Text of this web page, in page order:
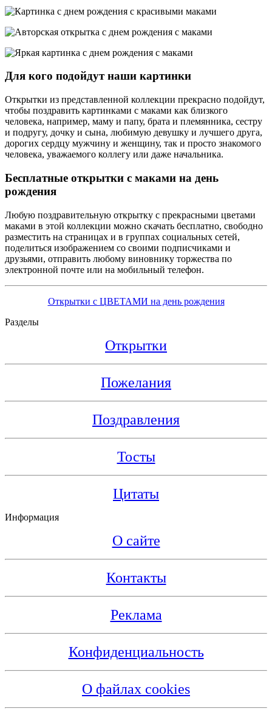
Для кого подойдут наши картинки
Открытки из представленной коллекции прекрасно подойдут,
чтобы поздравить картинками с маками как близкого
человека, например, маму и папу, брата и племянника, сестру
и подругу, дочку и сына, любимую девушку и лучшего друга,
дорогих сердцу мужчину и женщину, так и просто знакомого
человека, уважаемого коллегу или даже начальника.
Бесплатные открытки с маками на день
рождения
Любую поздравительную открытку с прекрасными цветами
маками в этой коллекции можно скачать бесплатно, свободно
разместить на страницах и в группах социальных сетей,
поделиться изображением со своими подписчиками и
друзьями, отправить любому виновнику торжества по
электронной почте или на мобильный телефон.
Открытки с ЦВЕТАМИ на день рождения
Разделы
Открытки
Пожелания
Поздравления
Тосты
Цитаты
Информация
О сайте
Контакты
Реклама
Конфиденциальность
О файлах cookies